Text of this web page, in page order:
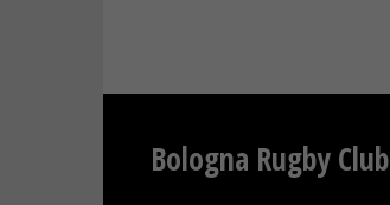
Bologna Rugby Club